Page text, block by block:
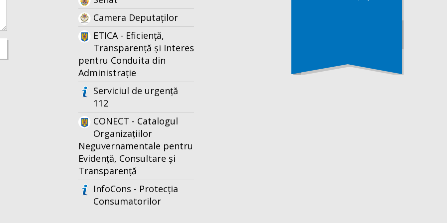
Camera Deputaților
ETICA - Eficiență,
Transparență și Interes
pentru Conduita din
Administrație
Serviciul de urgență
112
CONECT - Catalogul
Organizațiilor
Neguvernamentale pentru
Evidență, Consultare și
Transparență
InfoCons - Protecția
Consumatorilor